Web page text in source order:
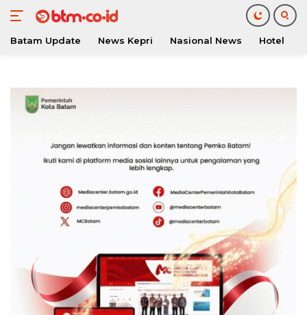
konten
Batam Update News Kepri Nasional News Hotel